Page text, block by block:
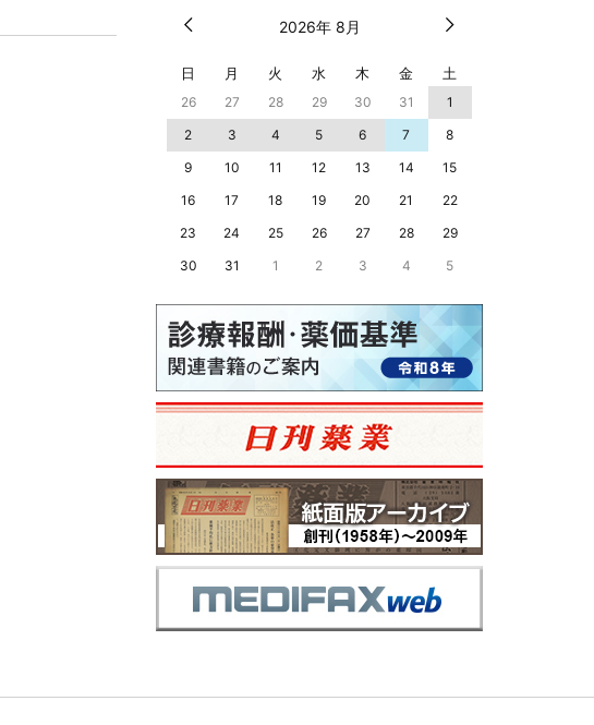
2026年 8月
日 月 火 水 木 金 土
26 27 28 29 30 31
1
2
3 4 5 6 7
8
9
10 11 12 13 14
15
16
17 18 19 20 21
22
23
24 25 26 27 28
29
30
31 1 2 3 4 5